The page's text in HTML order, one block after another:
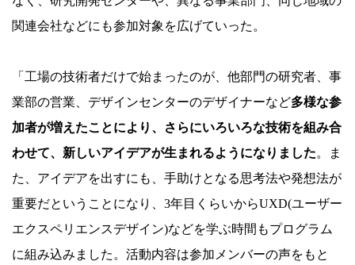
関連会社などにも参加対象を広げていった。
「工場の技術者だけで始まったのが、他部門の研究者、事
業部の営業、デザインセンターのデザイナーなど多様な参
加者が増えたことにより、さらにいろいろな技術を組み合
わせて、新しいアイデアが生まれるようになりました。ま
た、アイデアを出すにも、手助けとなる思考法や発想法が
重要だということになり、3年目くらいからUXD(ユーザー
エクスペリエンスデザイン)などを学ぶ時間もプログラム
に組み込みました。活動内容は参加メンバーの声をもと